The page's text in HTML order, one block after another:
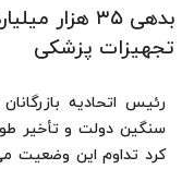
بدهی ۳۵
تجهیزات پزشکی
رئیس اتحادیه
سنگین دولت و تأخیر
کرد تداوم این وضعیت